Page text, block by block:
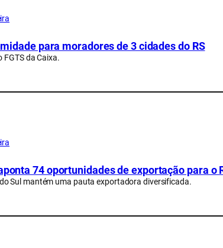
para moradores de 3 cidades do RS
da Caixa.
74 oportunidades de exportação para o
Sul mantém uma pauta exportadora diversificada.